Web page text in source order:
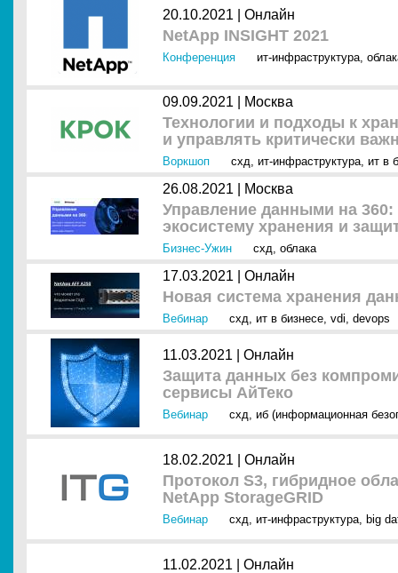
20.10.2021 | Онлайн
NetApp INSIGHT 2021
Конференция ит-инфраструктура,
09.09.2021 | Москва
Технологии и подходы к
и управлять критически
Воркшоп схд, ит-инфраструктура, ит в
26.08.2021 | Москва
Управление данными на 360:
экосистему хранения и
Бизнес-Ужин схд, облака
17.03.2021 | Онлайн
Новая система хранения
Вебинар схд, ит в бизнесе, vdi, devops
11.03.2021 | Онлайн
Защита данных без
сервисы АйТеко
Вебинар схд, иб (информационная
18.02.2021 | Онлайн
Протокол S3, гибридное
NetApp StorageGRID
Вебинар схд, ит-инфраструктура, big
11.02.2021 | Онлайн